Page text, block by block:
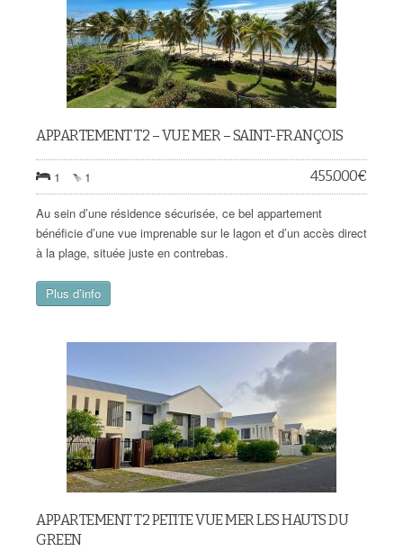
APPARTEMENT T2 – VUE MER – SAINT-FRANÇOIS
1 1 455.000€
Au sein d’une résidence sécurisée, ce bel appartement
bénéficie d’une vue imprenable sur le lagon et d’un accès direct
à la plage, située juste en contrebas.
Plus d’info
APPARTEMENT T2 PETITE VUE MER LES HAUTS DU
GREEN